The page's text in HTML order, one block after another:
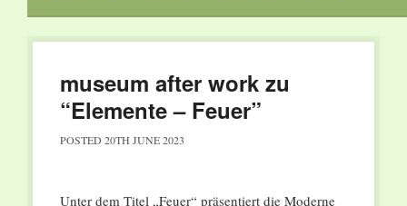
museum after work zu
“Elemente – Feuer”
POSTED 20TH JUNE 2023
Unter dem Titel „Feuer“ präsentiert die Moderne